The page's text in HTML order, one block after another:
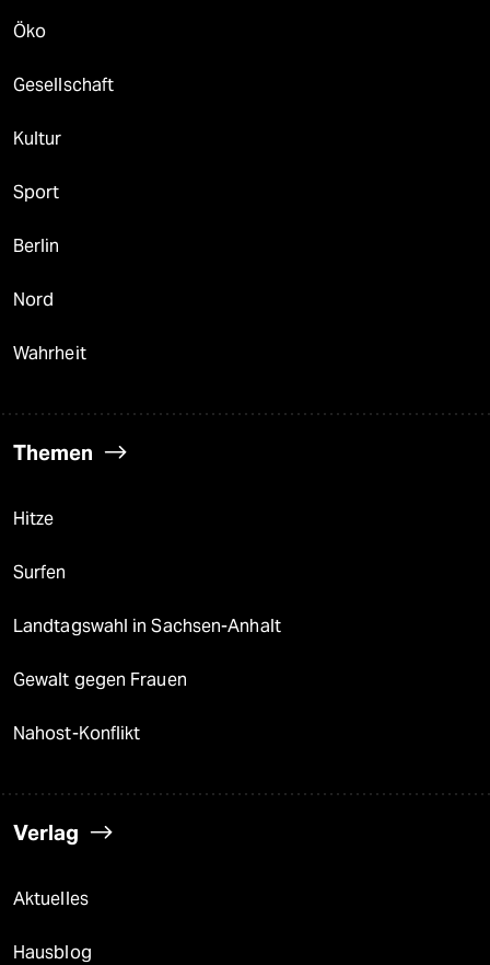
Öko
Gesellschaft
Kultur
Sport
Berlin
Nord
Wahrheit
Themen
Hitze
Surfen
Landtagswahl in Sachsen-Anhalt
Gewalt gegen Frauen
Nahost-Konflikt
Verlag
Aktuelles
Hausblog